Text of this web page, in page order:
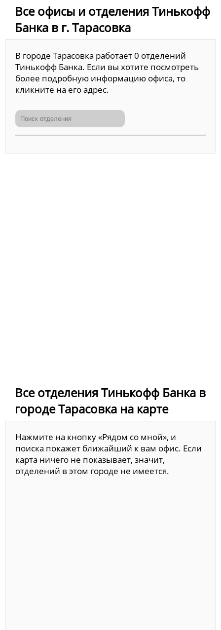
Все офисы и отделения Тинькофф
Банка в г. Тарасовка
В городе Тарасовка работает 0 отделений
Тинькофф Банка. Если вы хотите посмотреть
более подробную информацию офиса, то
кликните на его адрес.
Все отделения Тинькофф Банка в
городе Тарасовка на карте
Нажмите на кнопку «Рядом со мной», и
поиска покажет ближайший к вам офис. Если
карта ничего не показывает, значит,
отделений в этом городе не имеется.